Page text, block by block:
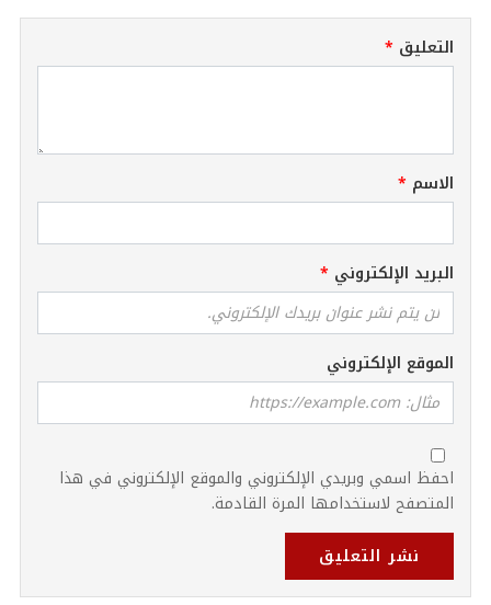
التعليق
الاسم
البريد الإلكتروني
الموقع الإلكتروني
احفظ اسمي وبريدي الإلكتروني والموقع الإلكتروني في هذا
المتصفح لاستخدامها المرة القادمة.
نشر التعليق